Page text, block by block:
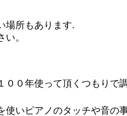
場所もあります.
。
００年使って頂くつもりで
使いピアノのタッチや音の